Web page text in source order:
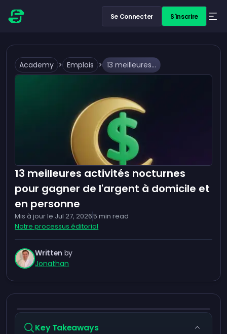
Se Connecter S'inscrire
Academy > Emplois > 13 meilleures activités nocturnes pour gagner de l'argent à domicile et en personne
13 meilleures activités nocturnes
pour gagner de l'argent à domicile et
en personne
Mis à jour le Jul 27, 20265 min read
Notre processus éditorial
Written by
Jonathan
Key Takeaways